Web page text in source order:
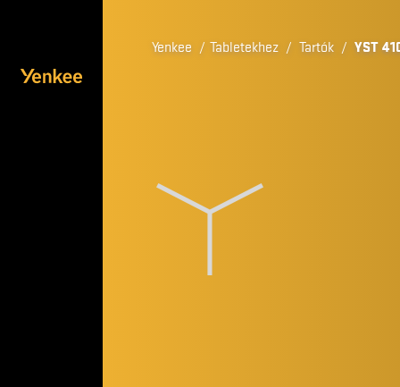
Yenkee / Tabletekhez / Tartók / YST